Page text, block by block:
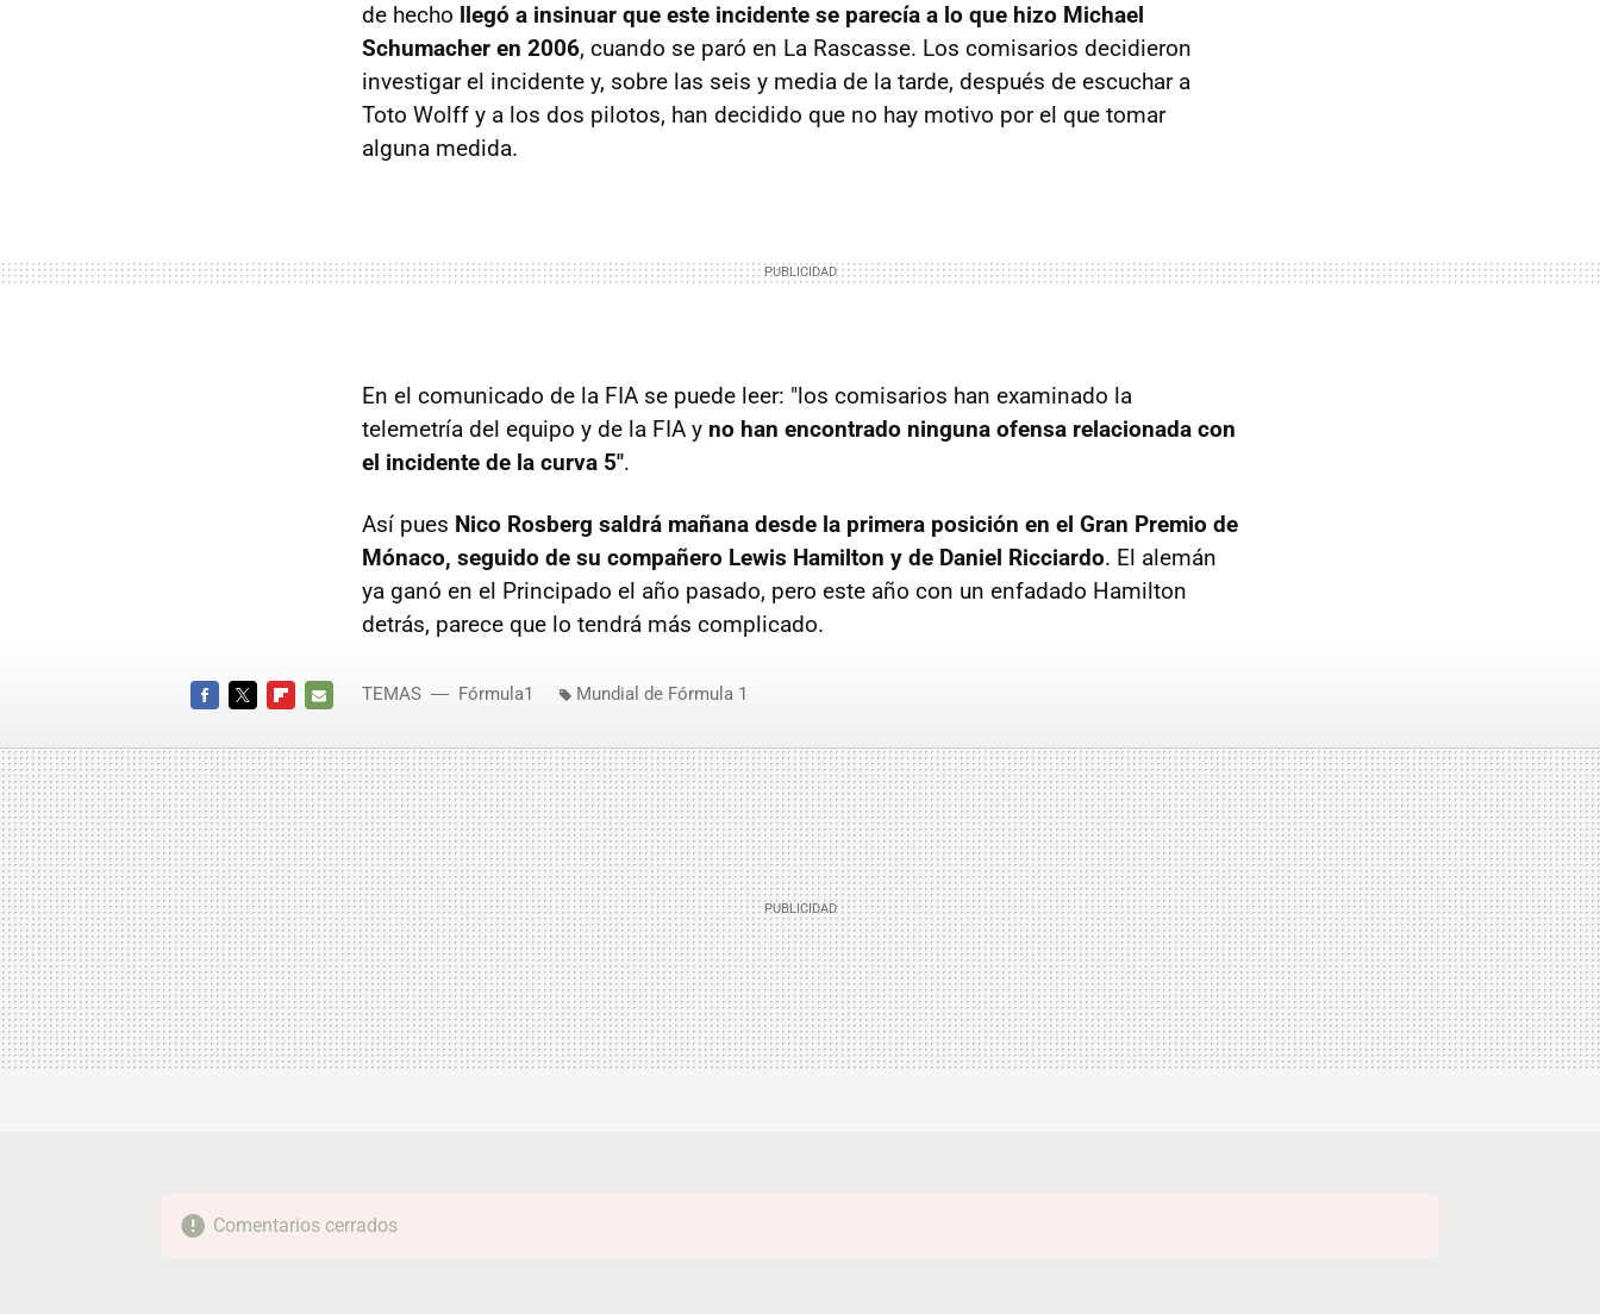
de hecho llegó a insinuar que este incidente se parecía a lo que hizo Michael
Schumacher en 2006, cuando se paró en La Rascasse. Los comisarios decidieron
investigar el incidente y, sobre las seis y media de la tarde, después de escuchar a
Toto Wolff y a los dos pilotos, han decidido que no hay motivo por el que tomar
alguna medida.
En el comunicado de la FIA se puede leer: "los comisarios han examinado la
telemetría del equipo y de la FIA y no han encontrado ninguna ofensa relacionada con
el incidente de la curva 5".
Así pues Nico Rosberg saldrá mañana desde la primera posición en el Gran Premio de
Mónaco, seguido de su compañero Lewis Hamilton y de Daniel Ricciardo. El alemán
ya ganó en el Principado el año pasado, pero este año con un enfadado Hamilton
detrás, parece que lo tendrá más complicado.
MAIL
TEMAS Fórmula1 Mundial de Fórmula 1
Comentarios cerrados